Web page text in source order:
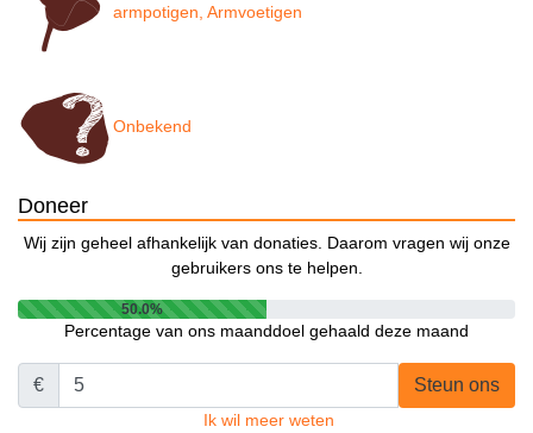
armpotigen, Armvoetigen
Onbekend
Doneer
Wij zijn geheel afhankelijk van donaties. Daarom vragen wij onze
gebruikers ons te helpen.
50.0%
Percentage van ons maanddoel gehaald deze maand
€ Steun ons
Ik wil meer weten